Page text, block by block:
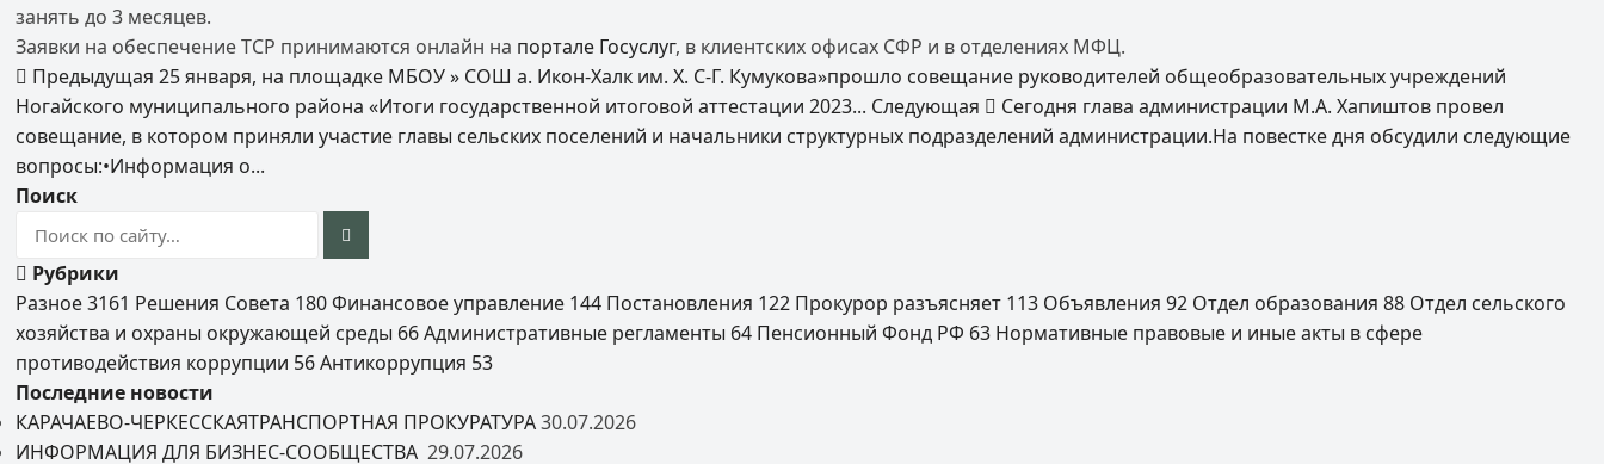
занять до 3 месяцев.
Заявки на обеспечение ТСР принимаются онлайн на портале Госуслуг, в клиентских офисах СФР и в отделениях МФЦ.
Предыдущая 25 января, на площадке МБОУ » СОШ а. Икон-Халк им. Х. С-Г. Кумукова»прошло совещание руководителей общеобразовательных учреждений
Ногайского муниципального района «Итоги государственной итоговой аттестации 2023... Следующая
Сегодня глава администрации М.А. Хапиштов провел
совещание, в котором приняли участие главы сельских поселений и начальники структурных подразделений администрации.На повестке дня обсудили следующие
вопросы:•Информация о...
Поиск
Рубрики
Разное3161 Решения Совета 180Финансовое управление 144 Постановления 122 Прокурор разъясняет 113 Объявления92 Отдел образования88 Отдел сельского
хозяйства и охраны окружающей среды 66Административные регламенты 64 Пенсионный Фонд РФ 63 Нормативные правовые и иные акты в сфере
противодействия коррупции 56Антикоррупция 53
Последние новости
КАРАЧАЕВО-ЧЕРКЕССКАЯТРАНСПОРТНАЯ ПРОКУРАТУРА30.07.2026
ИНФОРМАЦИЯ ДЛЯ БИЗНЕС-СООБЩЕСТВА 29.07.2026